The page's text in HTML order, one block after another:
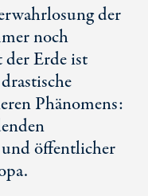
der
noch
Erde ist
Phänomens:
öffentlicher
.